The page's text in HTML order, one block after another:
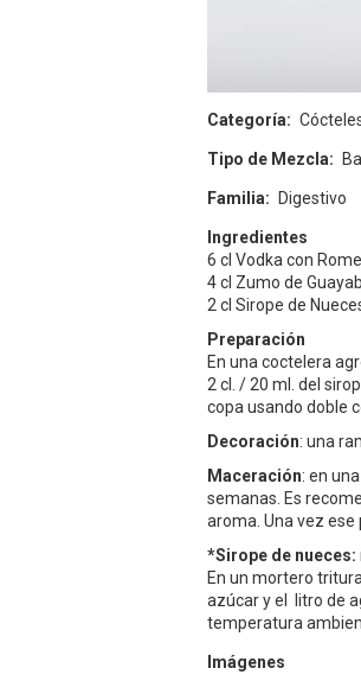
Categoría
Tipo de Mezcla
Familia Digestivo
Ingredientes
6 cl Vodka con
4 cl Zumo de
2 cl Sirope de
Preparación
En una coctelera
2 cl. / 20 ml. del
copa usando doble
Decoración: una
Maceración: en
semanas. Es
aroma. Una vez ese
*Sirope de nueces:
En un mortero
azúcar y el litro de
temperatura
Imágenes